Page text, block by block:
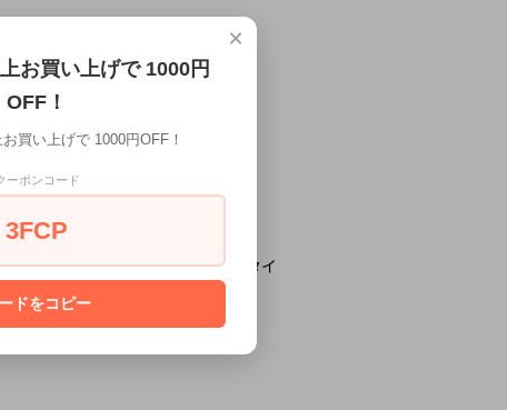
オリーブグリーン ニット蝶ネクタイ
4,180円
×
お買い上げで 1000円
OFF！
買い上げで 1000円OFF！
ーポンコード
3FCP
ドをコピー